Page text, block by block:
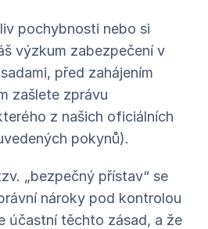
pochybnosti nebo si
výzkum zabezpečení v
před zahájením
zašlete zprávu
z našich oficiálních
pokynů).
„bezpečný přístav“ se
nároky pod kontrolou
účastní těchto zásad, a že